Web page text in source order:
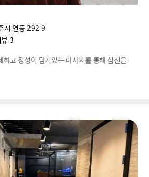
시 연동 292-9
3
고 정성이 담겨있는 마사지를 통해 심신을